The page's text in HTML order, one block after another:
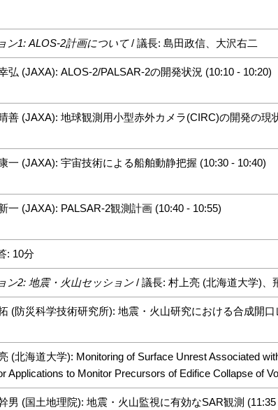
ン1: ALOS-2計画について/ 議長: 島田政信、大沢右二
弘 (JAXA): ALOS-2/PALSAR-2の開発状況 (10:10 - 10:20)
善 (JAXA): 地球観測用小型赤外カメラ(CIRC)の開発の現
一 (JAXA): 宇宙技術による船舶動静把握 (10:30 - 10:40)
一 (JAXA): PALSAR-2観測計画 (10:40 - 10:55)
: 10分
ン2: 地震・火山セッション/ 議長: 村上亮 (北海道大学)、
(防災科学技術研究所): 地震・火山研究における合成開
(北海道大学): Monitoring of Surface Unrest Associated
Applications to Monitor Precursors of Edifice Collapse of
男 (国土地理院): 地震・火山監視に有効なSAR観測 (11:35